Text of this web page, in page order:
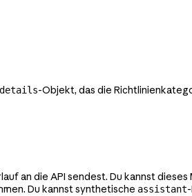
-Objekt, das die
an die API sendest. Du kannst
Du kannst synthetische assistant